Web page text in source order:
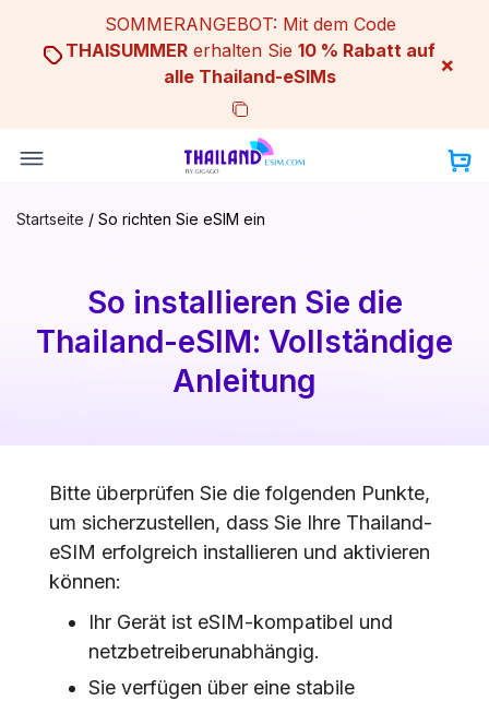
content
SOMMERANGEBOT: Mit dem Code
THAISUMMERerhalten Sie 10 % Rabatt auf
alle Thailand-eSIMs
×
Startseite / So richten Sie eSIM ein
So installieren Sie die
Thailand-eSIM: Vollständige
Anleitung
Bitte überprüfen Sie die folgenden Punkte,
um sicherzustellen, dass Sie Ihre Thailand-
eSIM erfolgreich installieren und aktivieren
können:
Ihr Gerät ist eSIM-kompatibel und
netzbetreiberunabhängig.
Sie verfügen über eine stabile